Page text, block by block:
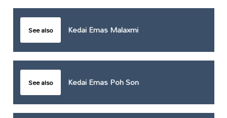
See also Kedai Emas Malaxmi
See also Kedai Emas Poh Son